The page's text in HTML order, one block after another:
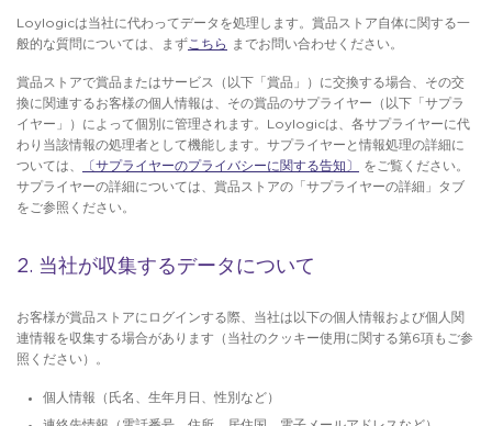
Loylogicは当社に代わってデータを処理します。賞品ストア自体に関する一
般的な質問については、まず こちら までお問い合わせください。
賞品ストアで賞品またはサービス（以下「賞品」）に交換する場合、その交
換に関連するお客様の個人情報は、その賞品のサプライヤー（以下「サプラ
イヤー」）によって個別に管理されます。Loylogicは、各サプライヤーに代
わり当該情報の処理者として機能します。サプライヤーと情報処理の詳細に
ついては、
〔サプライヤーのプライバシーに関する告知〕
をご覧ください。
サプライヤーの詳細については、賞品ストアの「サプライヤーの詳細」タブ
をご参照ください。
2. 当社が収集するデータについて
お客様が賞品ストアにログインする際、当社は以下の個人情報および個人関
連情報を収集する場合があります（当社のクッキー使用に関する第6項もご参
照ください）。
個人情報（氏名、生年月日、性別など）